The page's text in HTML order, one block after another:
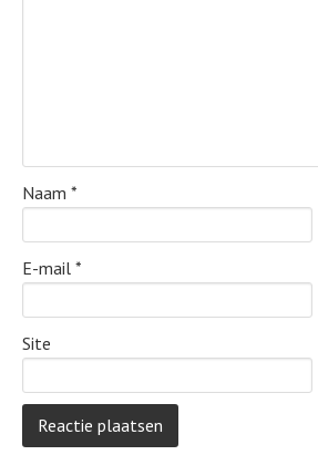
Naam *
E-mail *
Site